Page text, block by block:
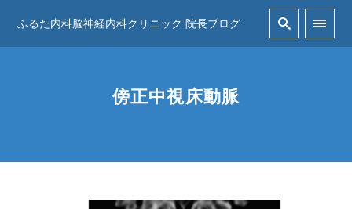
ふるた内科脳神経内科クリニック 院長ブログ
傍正中視床動脈